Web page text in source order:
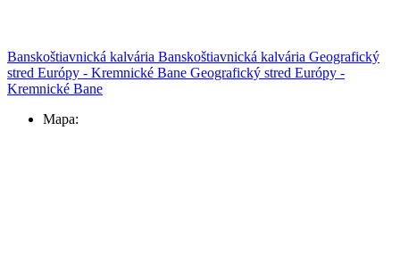
Banskoštiavnická kalvária Banskoštiavnická kalvária Geografický
stred Európy - Kremnické Bane Geografický stred Európy -
Kremnické Bane
Mapa: